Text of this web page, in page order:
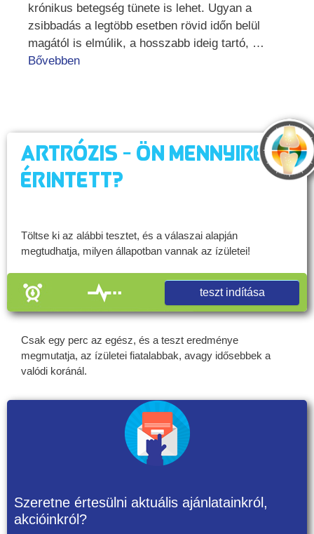
krónikus betegség tünete is lehet. Ugyan a
zsibbadás a legtöbb esetben rövid időn belül
magától is elmúlik, a hosszabb ideig tartó, …
Bővebben
Artrózis - Ön mennyire
érintett?
Töltse ki az alábbi tesztet, és a válaszai alapján
megtudhatja, milyen állapotban vannak az ízületei!
teszt indítása
Csak egy perc az egész, és a teszt eredménye
megmutatja, az ízületei fiatalabbak, avagy idősebbek a
valódi koránál.
Szeretne értesülni aktuális ajánlatainkról,
akcióinkról?